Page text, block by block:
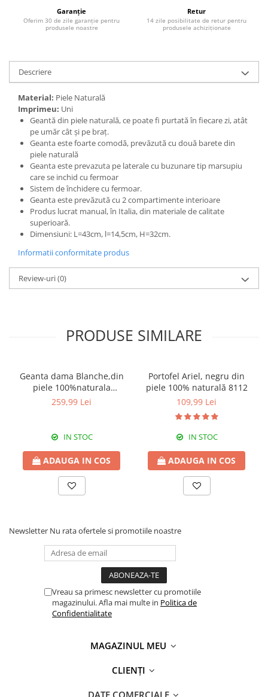
Garanție
Oferim 30 de zile garanție pentru
produsele noastre
Retur
14 zile posibilitate de retur pentru
produsele achiziționate
Descriere
Material: Piele Naturală
Imprimeu: Uni
Geantă din piele naturală, ce poate fi purtată în fiecare zi, atât
pe umăr cât și pe braț.
Geanta este foarte comodă, prevăzută cu două barete din
piele naturală
Geanta este prevazuta pe laterale cu buzunare tip marsupiu
care se inchid cu fermoar
Sistem de închidere cu fermoar.
Geanta este prevăzută cu 2 compartimente interioare
Produs lucrat manual, în Italia, din materiale de calitate
superioară.
Dimensiuni: L=43cm, l=14,5cm, H=32cm.
Informatii conformitate produs
Review-uri(0)
PRODUSE SIMILARE
Geanta dama Blanche,din
piele 100%naturala
Italia,8246,negru
259,99 Lei
IN STOC
ADAUGA IN COS
Portofel Ariel, negru din
piele 100% naturală 8112
109,99 Lei
IN STOC
ADAUGA IN COS
Newsletter Nu rata ofertele si promotiile noastre
Vreau sa primesc newsletter cu promotiile
magazinului. Afla mai multe in Politica de
Confidentialitate
MAGAZINUL MEU
CLIENȚI
DATE COMERCIALE